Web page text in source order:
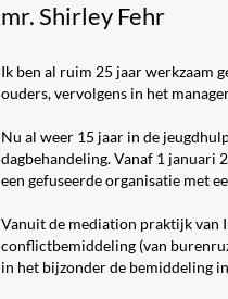
mr. Shirley Fehr
Ik ben al ruim 25 jaar werkzaam
ouders, vervolgens in het
Nu al weer 15 jaar in de
dagbehandeling. Vanaf 1 januari
een gefuseerde organisatie met
Vanuit de mediation praktijk van
conflictbemiddeling (van
in het bijzonder de bemiddeling